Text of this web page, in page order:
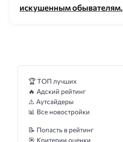
искушенным обывателям.
🏆 ТОП лучших
🔥 Адский рейтинг
⚠️ Аутсайдеры
📊 Все новостройки
📝 Попасть в рейтинг
🎯 Критерии оценки